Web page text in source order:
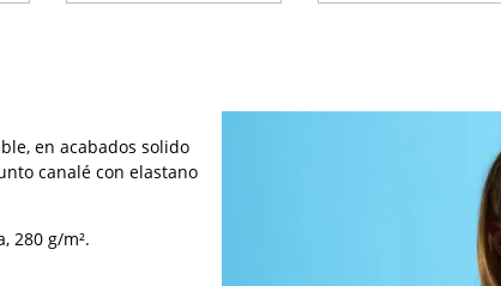
en acabados solido
canalé con elastano
280 g/m².